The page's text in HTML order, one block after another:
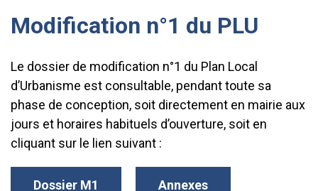
Modification n°1 du PLU
Le dossier de modification n°1 du Plan Local
d’Urbanisme est consultable, pendant toute sa
phase de conception, soit directement en mairie aux
jours et horaires habituels d’ouverture, soit en
cliquant sur le lien suivant :
Dossier M1 Annexes